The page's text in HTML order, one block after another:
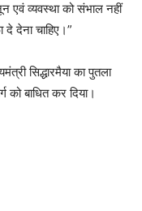
एवं व्यवस्था को संभाल नहीं
देना चाहिए।”
सिद्धारमैया का पुतला
बाधित कर दिया।